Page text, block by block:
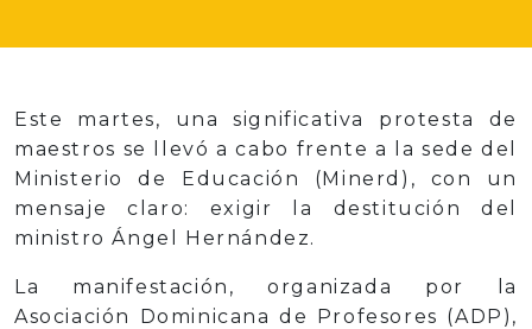
Este martes, una significativa protesta de
maestros se llevó a cabo frente a la sede del
Ministerio de Educación (Minerd), con un
mensaje claro: exigir la destitución del
ministro Ángel Hernández.
La manifestación, organizada por la
Asociación Dominicana de Profesores (ADP),